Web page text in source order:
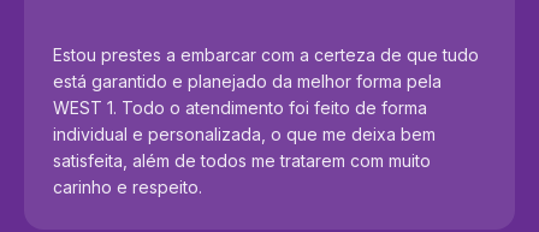
Estou prestes a embarcar com a certeza de que tudo
está garantido e planejado da melhor forma pela
WEST 1. Todo o atendimento foi feito de forma
individual e personalizada, o que me deixa bem
satisfeita, além de todos me tratarem com muito
carinho e respeito.